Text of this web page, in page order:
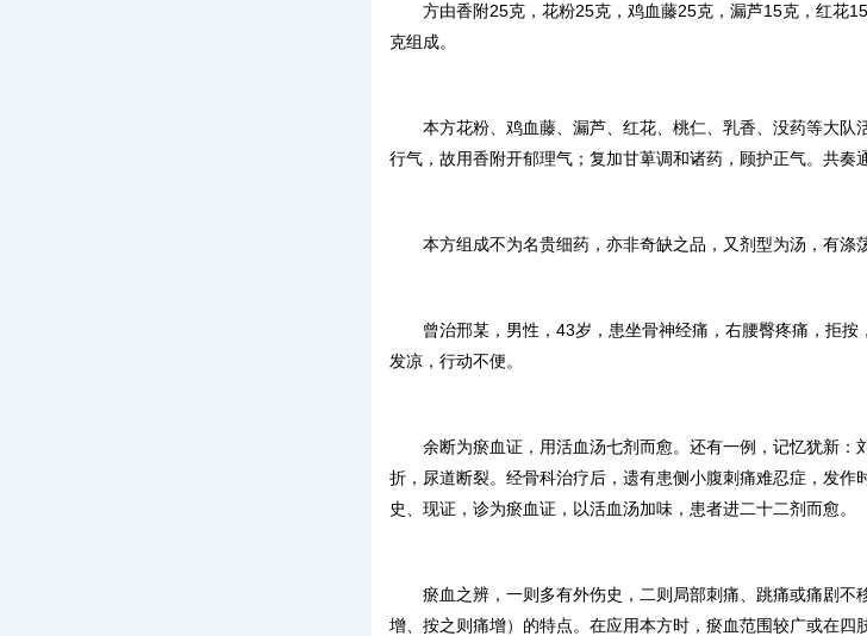
方由香附25克，花粉25克，鸡血藤25克，漏芦15克，红花15
克组成。
本方花粉、鸡血藤、漏芦、红花、桃仁、乳香、没药等大
行气，故用香附开郁理气；复加甘萆调和诸药，顾护正气。共奏
本方组成不为名贵细药，亦非奇缺之品，又剂型为汤，有涤
曾治邢某，男性， 43岁，患坐骨神经痛，右腰臀疼痛，拒按
发凉，行动不便。
余断为瘀血证，用活血汤七剂而愈。还有一例，记忆犹新：
折，尿道断裂。经骨科治疗后，遗有患侧小腹刺痛难忍症，发作
史、现证，诊为瘀血证，以活血汤加味，患者进二十二剂而愈。
瘀血之辨，一则多有外伤史，二则局部刺痛、跳痛或痛剧不
增、按之则痛增）的特点。在应用本方时，瘀血范围较广或在四